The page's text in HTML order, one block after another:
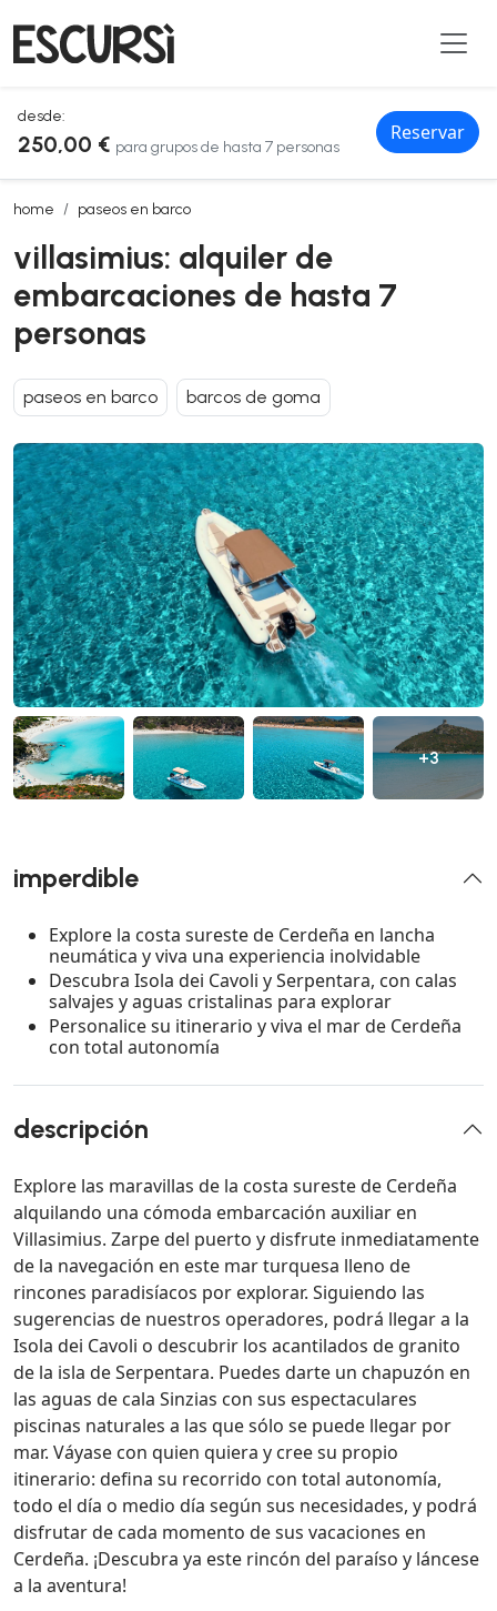
desde:
250,00 € para grupos de hasta 7 personas
Reservar
home paseos en barco
villasimius: alquiler de embarcaciones de hasta 7 personas
villasimius: alquiler de
embarcaciones de hasta 7
personas
paseos en barco barcos de goma
+3
imperdible
Explore la costa sureste de Cerdeña en lancha
neumática y viva una experiencia inolvidable
Descubra Isola dei Cavoli y Serpentara, con calas
salvajes y aguas cristalinas para explorar
Personalice su itinerario y viva el mar de Cerdeña
con total autonomía
descripción
Explore las maravillas de la costa sureste de Cerdeña
alquilando una cómoda embarcación auxiliar en
Villasimius. Zarpe del puerto y disfrute inmediatamente
de la navegación en este mar turquesa lleno de
rincones paradisíacos por explorar. Siguiendo las
sugerencias de nuestros operadores, podrá llegar a la
Isola dei Cavoli o descubrir los acantilados de granito
de la isla de Serpentara. Puedes darte un chapuzón en
las aguas de cala Sinzias con sus espectaculares
piscinas naturales a las que sólo se puede llegar por
mar. Váyase con quien quiera y cree su propio
itinerario: defina su recorrido con total autonomía,
todo el día o medio día según sus necesidades, y podrá
disfrutar de cada momento de sus vacaciones en
Cerdeña. ¡Descubra ya este rincón del paraíso y láncese
a la aventura!